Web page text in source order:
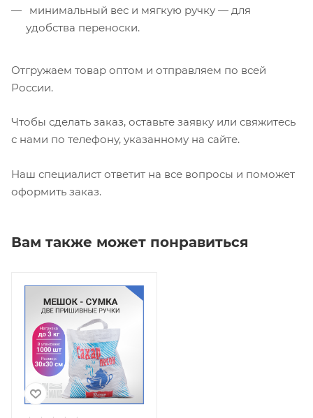
минимальный вес и мягкую ручку — для
удобства переноски.
Отгружаем товар оптом и отправляем по всей
России.
Чтобы сделать заказ, оставьте заявку или свяжитесь
с нами по телефону, указанному на сайте.
Наш специалист ответит на все вопросы и поможет
оформить заказ.
Вам также может понравиться